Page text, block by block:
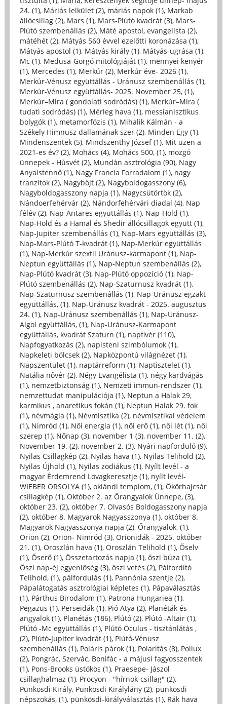
24. (1), Máriás lelkület (2), máriás napok (1), Markab
állócsillag (2), Mars (1), Mars-Plútó kvadrát (3), Mars-
Plútó szembenállás (2), Máté apostol, evangelista (2),
mátéhét (2), Mátyás 560 évvel ezelőtti koronázása (1),
Mátyás apostol (1), Mátyás király (1), Mátyás-ugrása (1),
Mc (1), Medusa-Gorgó mitológiáját (1), mennyei kenyér
(1), Mercedes (1), Merkúr (2), Merkúr éve- 2026 (1),
Merkúr-Vénusz együttállás - Uránusz szembenállás (1),
Merkúr-Vénusz együttállás- 2025. November 25, (1),
Merkúr–Mira ( gondolati sodródás) (1), Merkúr–Mira (
tudati sodródás) (1), Mérleg hava (1), messianisztikus
bolygók (1), metamorfózis (1), Mihalik Kálmán - a
Székely Himnusz dallamának szer (2), Minden Egy (1),
Mindenszentek (5), Mindszenthy József (1), Mit üzen a
2021-es év? (2), Mohács (4), Mohács 500, (1), mozgó
ünnepek - Húsvét (2), Mundán asztrológia (90), Nagy
Anyaistennő (1), Nagy Francia Forradalom (1), nagy
tranzitok (2), Nagyböjt (2), Nagyboldogasszony (6),
Nagyboldogasszony napja (1), Nagycsütörtök (2),
Nándoerfehérvár (2), Nándorfehérvári diadal (4), Nap
félév (2), Nap-Antares együttállás (1), Nap-Hold (1),
Nap-Hold és a Hamal és Shedir állócsillagok együtt (1),
Nap-Jupiter szembenállás (1), Nap-Mars együttállás (3),
Nap-Mars-Plútó T-kvadrát (1), Nap-Merkúr együttállás
(1), Nap-Merkúr szextil Uránusz-karmapont (1), Nap-
Neptun együttállás (1), Nap-Neptun szembenállás (2),
Nap-Plútó kvadrát (3), Nap-Plútó oppozíció (1), Nap-
Plútó szembenállás (2), Nap-Szaturnusz kvadrát (1),
Nap-Szaturnusz szembenállás (1), Nap-Uránusz egzakt
együttállás, (1), Nap-Uránusz kvadrát - 2025. augusztus
24. (1), Nap-Uránusz szembenállás (1), Nap-Uránusz-
Algol együttállás, (1), Nap-Uránusz-Karmapont
együttállás, kvadrát Szaturn (1), napfivér (110),
Napfogyatkozás (2), napisteni szimbólumok (1),
Napkeleti bölcsek (2), Napközpontú világnézet (1),
Napszentület (1), naptárreform (1), Naptisztelet (1),
Natália nővér (2), Négy Evangélista (1), négy kardvágás
(1), nemzetbiztonság (1), Nemzeti immun-rendszer (1),
nemzettudat manipulációja (1), Neptun a Halak 29,
karmikus , anaretikus fokán (1), Neptun Halak 29. fok
(1), névmágia (1), Névmisztika (2), névmisztikai védelem
(1), Nimród (1), Női energia (1), női erő (1), női lét (1), női
szerep (1), Nőnap (3), november 1 (3), november 11. (2),
November 19. (2), november 2. (3), Nyári napforduló (9),
Nyilas Csillagkép (2), Nyilas hava (1), Nyilas Telihold (2),
Nyilas Újhold (1), Nyilas zodiákus (1), Nyílt levél - a
magyar Érdemrend Lovagkeresztje (1), nyílt levél-
WIEBER ORSOLYA (1), oklándi templom, (1), Ökörhajcsár
csillagkép (1), Október 2. az Őrangyalok Ünnepe, (3),
október 23. (2), október 7. Olvasós Boldogasszony napja
(2), október 8. Magyarok Nagyasszonya (1), október 8.
Magyarok Nagyasszonya napja (2), Őrangyalok, (1),
Orion (2), Orion- Nimród (3), Orionidák - 2025. október
21. (1), Oroszlán hava (1), Oroszlán Telihold (1), Őselv
(1), Őserő (1), Összetartozás napja (1), őszi búza (1),
Őszi nap-éj egyenlőség (3), őszi vetés (2), Pálfordító
Telihold, (1), pálfordulás (1), Pannónia szentje (2),
Pápalátogatás asztrológiai képletes (1), Pápaválasztás
(1), Párthus Birodalom (1), Patrona Hungariea (1),
Pegazus (1), Perseidák (1), Pió Atya (2), Planéták és
angyalok (1), Planétás (186), Plútó (2), Plútó -Altair (1),
Plútó -Mc együttállás (1), Plútó Oculus - tisztánlátás ,
(2), Plútó-Jupiter kvadrát (1), Plútó-Vénusz
szembenállás (1), Poláris párok (1), Polaritás (8), Pollux
(2), Pongrác, Szervác, Bonifác - a májusi fagyosszentek
(1), Pons-Brooks üstökös (1), Praesepe- Jászol
csillaghalmaz (1), Procyon - "hírnök-csillag" (2),
Pünkösdi Király, Pünkösdi Királylány (2), pünkösdi
népszokás, (1), pünkösdi-királyválasztás (1), Rák hava